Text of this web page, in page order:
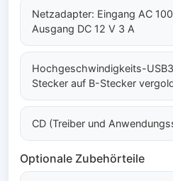
Netzadapter: Eingang AC
Ausgang DC 12 V 3 A
Hochgeschwindigkeits-
Stecker auf B-Stecker
CD (Treiber und
Optionale Zubehörteile